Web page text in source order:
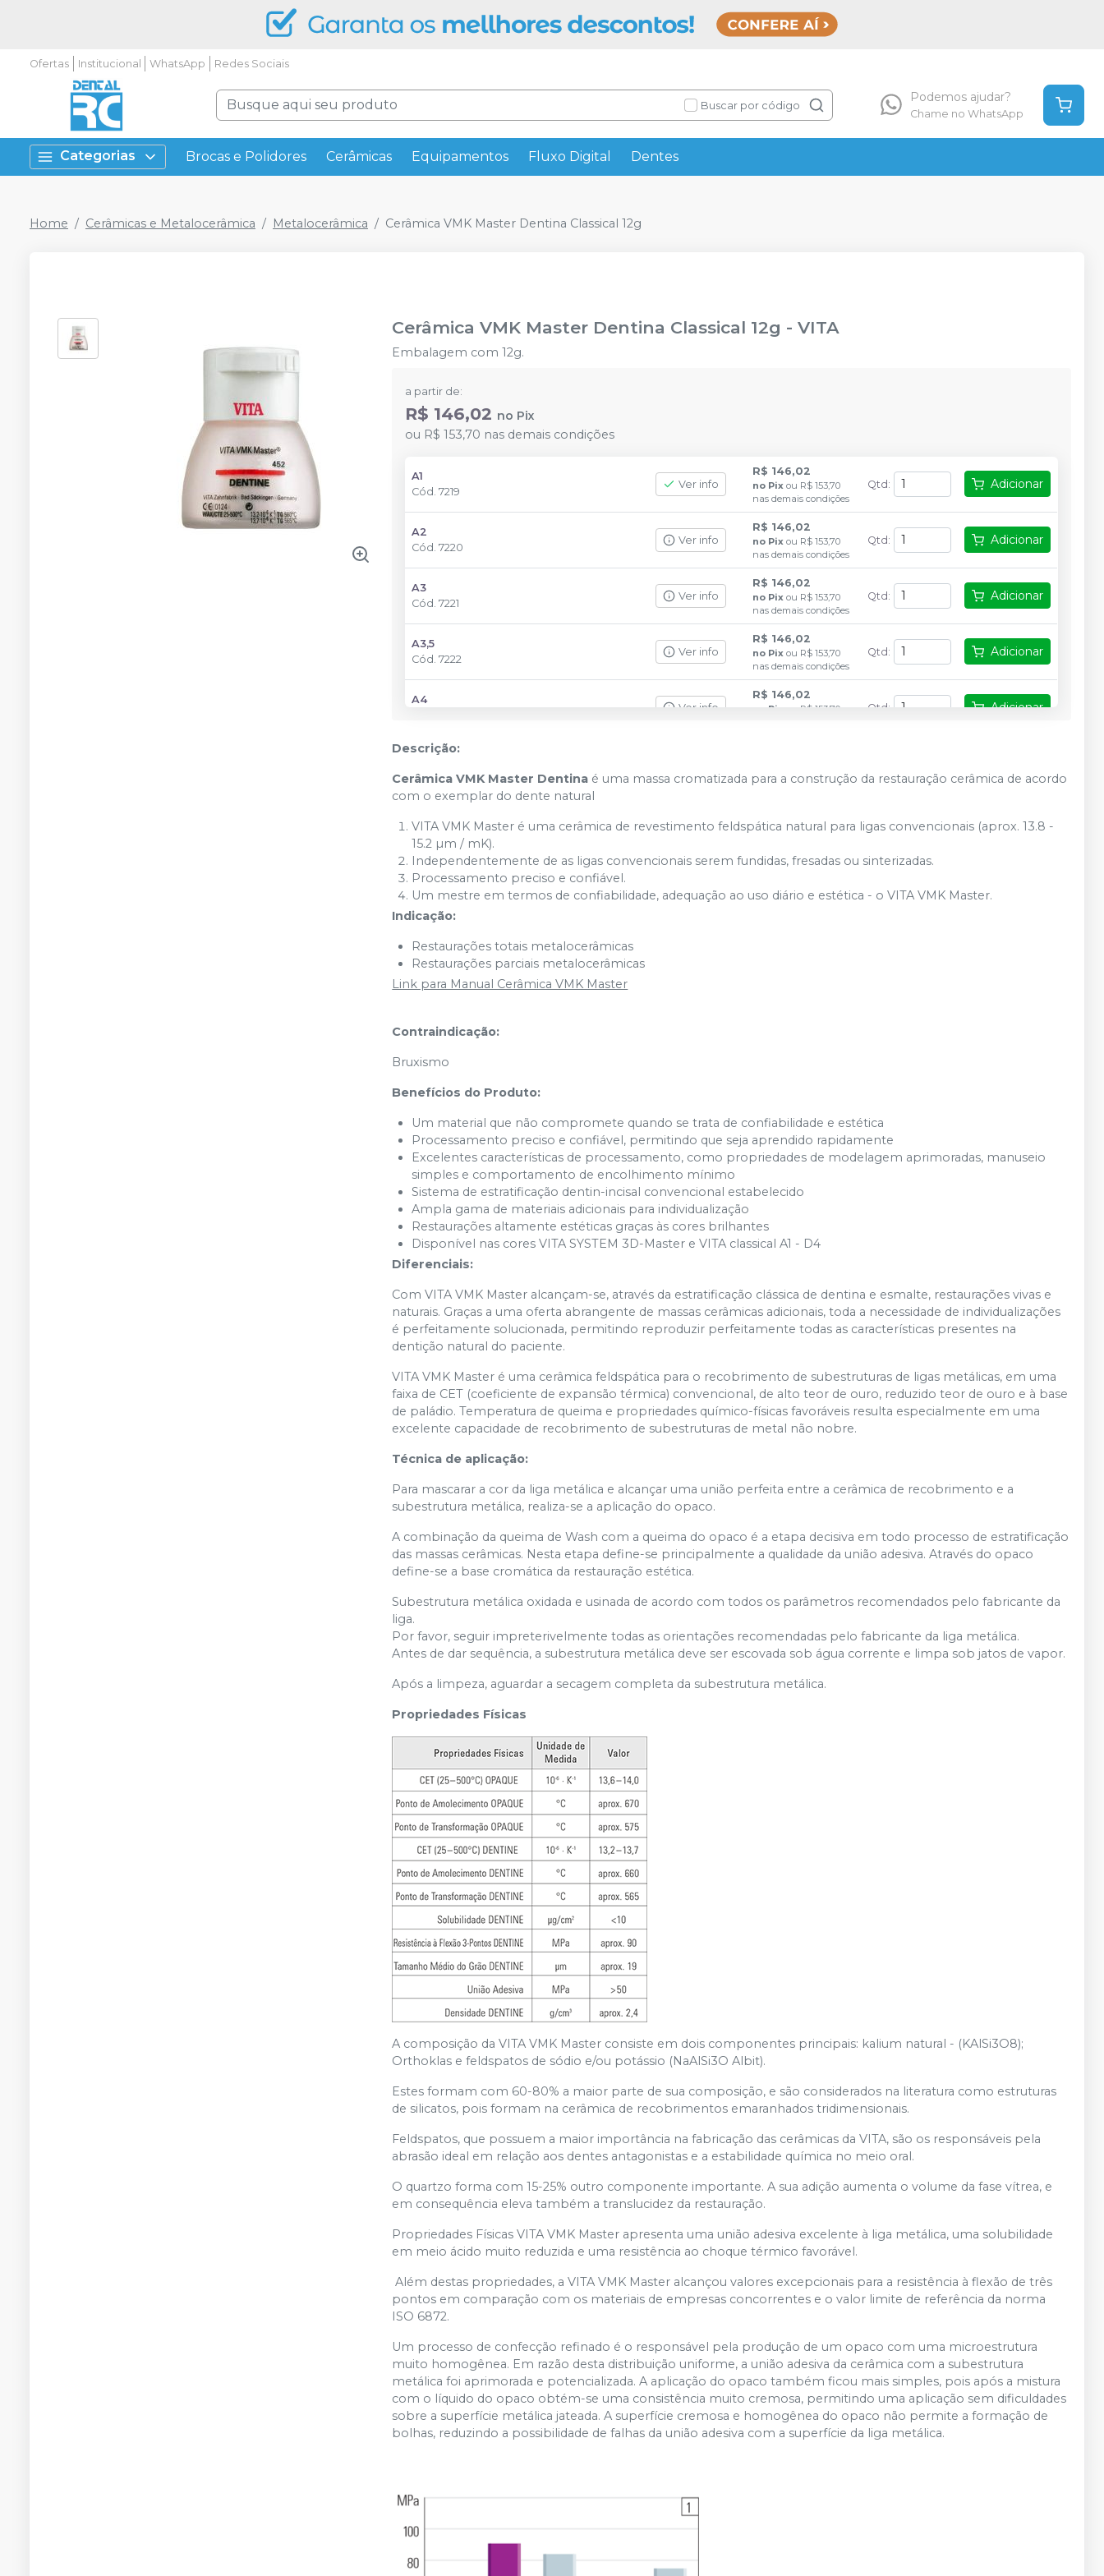
Ofertas Institucional WhatsApp Redes Sociais
Buscar por código
Podemos ajudar?
Chame no WhatsApp
Categorias Brocas e Polidores Cerâmicas Equipamentos Fluxo Digital Dentes
Home Cerâmicas e Metalocerâmica Metalocerâmica Cerâmica VMK Master Dentina Classical 12g
Cerâmica VMK Master Dentina Classical 12g -VITA
Embalagem com 12g.
a partir de:
R$ 146,02 no Pix
ou R$ 153,70 nas demais condições
A1
Cód.7219
Ver info
R$ 146,02
no Pix ou R$ 153,70
nas demais condições
Qtd : Adicionar
A2
Cód.7220
Ver info
R$ 146,02
no Pix ou R$ 153,70
nas demais condições
Qtd : Adicionar
A3
Cód.7221
Ver info
R$ 146,02
no Pix ou R$ 153,70
nas demais condições
Qtd : Adicionar
A3,5
Cód.7222
Ver info
R$ 146,02
no Pix ou R$ 153,70
nas demais condições
Qtd : Adicionar
A4
Ver info
R$ 146,02
Pix
R$ 153,70
Qtd: Adicionar
B1
Cód.
nas demais condições
Cód. 7225
Ver info no
R$ 153,70
nas demais condições
Adicionar
B4
Cód.7227
Produto esgotado
C1
Cód.7228
C2
Cód.7229
Cód. 7231
D3
Descrição:
Cerâmica VMK Master Dentina é uma massa cromatizada para a construção da restauração cerâmica de acordo
com o exemplar do dente natural
VITA VMK Master é uma cerâmica de revestimento feldspática natural para ligas convencionais (aprox. 13.8 -
15.2 µm / mK).
Independentemente de as ligas convencionais serem fundidas, fresadas ou sinterizadas.
Processamento preciso e confiável.
Um mestre em termos de confiabilidade, adequação ao uso diário e estética - o VITA VMK Master.
Indicação:
Restaurações totais metalocerâmicas
Restaurações parciais metalocerâmicas
Link para Manual Cerâmica VMK Master
Contraindicação:
Bruxismo
Benefícios do Produto:
Um material que não compromete quando se trata de confiabilidade e estética
Processamento preciso e confiável, permitindo que seja aprendido rapidamente
Excelentes características de processamento, como propriedades de modelagem aprimoradas, manuseio
simples e comportamento de encolhimento mínimo
Sistema de estratificação dentin-incisal convencional estabelecido
Ampla gama de materiais adicionais para individualização
Restaurações altamente estéticas graças às cores brilhantes
Disponível nas cores VITA SYSTEM 3D-Master e VITA classical A1 - D4
Diferenciais:
Com VITA VMK Master alcançam-se, através da estratificação clássica de dentina e esmalte, restaurações vivas e
naturais. Graças a uma oferta abrangente de massas cerâmicas adicionais, toda a necessidade de individualizações
é perfeitamente solucionada, permitindo reproduzir perfeitamente todas as características presentes na
dentição natural do paciente.
VITA VMK Master é uma cerâmica feldspática para o recobrimento de subestruturas de ligas metálicas, em uma
faixa de CET (coeficiente de expansão térmica) convencional, de alto teor de ouro, reduzido teor de ouro e à base
de paládio. Temperatura de queima e propriedades químico-físicas favoráveis resulta especialmente em uma
excelente capacidade de recobrimento de subestruturas de metal não nobre.
Técnica de aplicação:
Para mascarar a cor da liga metálica e alcançar uma união perfeita entre a cerâmica de recobrimento e a
subestrutura metálica, realiza-se a aplicação do opaco.
A combinação da queima de Wash com a queima do opaco é a etapa decisiva em todo processo de estratificação
das massas cerâmicas. Nesta etapa define-se principalmente a qualidade da união adesiva. Através do opaco
define-se a base cromática da restauração estética.
Subestrutura metálica oxidada e usinada de acordo com todos os parâmetros recomendados pelo fabricante da
liga.
Por favor, seguir impreterivelmente todas as orientações recomendadas pelo fabricante da liga metálica.
Antes de dar sequência, a subestrutura metálica deve ser escovada sob água corrente e limpa sob jatos de vapor.
Após a limpeza, aguardar a secagem completa da subestrutura metálica.
Propriedades Físicas
A composição da VITA VMK Master consiste em dois componentes principais: kalium natural - (KAlSi3O8);
Orthoklas e feldspatos de sódio e/ou potássio (NaAlSi3O Albit).
Estes formam com 60-80% a maior parte de sua composição, e são considerados na literatura como estruturas
de silicatos, pois formam na cerâmica de recobrimentos emaranhados tridimensionais.
Feldspatos, que possuem a maior importância na fabricação das cerâmicas da VITA, são os responsáveis pela
abrasão ideal em relação aos dentes antagonistas e a estabilidade química no meio oral.
O quartzo forma com 15-25% outro componente importante. A sua adição aumenta o volume da fase vítrea, e
em consequência eleva também a translucidez da restauração.
Propriedades Físicas VITA VMK Master apresenta uma união adesiva excelente à liga metálica, uma solubilidade
em meio ácido muito reduzida e uma resistência ao choque térmico favorável.
Além destas propriedades, a VITA VMK Master alcançou valores excepcionais para a resistência à flexão de três
pontos em comparação com os materiais de empresas concorrentes e o valor limite de referência da norma
ISO 6872.
Um processo de confecção refinado é o responsável pela produção de um opaco com uma microestrutura
muito homogênea. Em razão desta distribuição uniforme, a união adesiva da cerâmica com a subestrutura
metálica foi aprimorada e potencializada. A aplicação do opaco também ficou mais simples, pois após a mistura
com o líquido do opaco obtém-se uma consistência muito cremosa, permitindo uma aplicação sem dificuldades
sobre a superfície metálica jateada. A superfície cremosa e homogênea do opaco não permite a formação de
bolhas, reduzindo a possibilidade de falhas da união adesiva com a superfície da liga metálica.